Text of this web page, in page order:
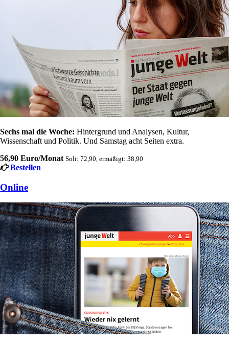
Sechs mal die Woche: Hintergrund und Analysen, Kultur,
Wissenschaft und Politik. Und Samstag acht Seiten extra.
56,90 Euro/Monat Soli: 72,90, ermäßigt: 38,90
Bestellen
Online